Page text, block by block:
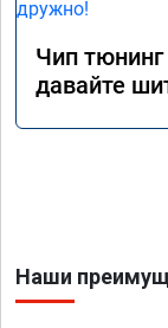
Чип тюнинг
давайте
Наши